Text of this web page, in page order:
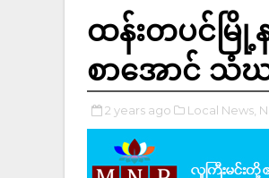
ထန်းတပင်မြို့
စာအောင် သံဃ
2 years ago Local News,